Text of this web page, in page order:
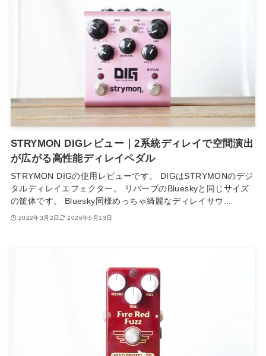
STRYMON DIGレビュー｜2系統ディレイで空間演出
が広がる高性能ディレイペダル
STRYMON DIGの使用レビューです。 DIGはSTRYMONのデジ
タルディレイエフェクター。 リバーブのBlueskyと同じサイズ
の筐体です。 Bluesky同様めっちゃ綺麗なディレイサウ...
2022年3月2日 2026年5月13日